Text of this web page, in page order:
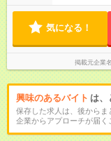
気になる！
掲載元企業名
興味のあるバイト は、
保存した求人は、後からま
企業からアプローチが届く